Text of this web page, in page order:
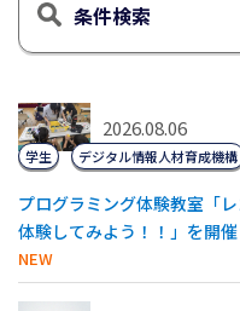
条件検索
2026.08.06
プログラミング体験教室「
体験してみよう！！」を開
NEW
学生 デジタル情報人材育成機構